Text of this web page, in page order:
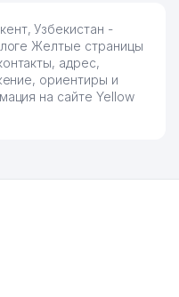
Узбекистан -
Желтые страницы
адрес,
ориентиры и
на сайте Yellow